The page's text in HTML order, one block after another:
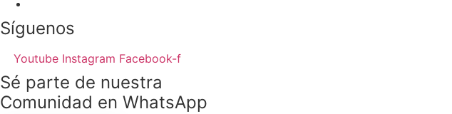
Síguenos
Youtube Instagram Facebook-f
Sé parte de nuestra
Comunidad en WhatsApp